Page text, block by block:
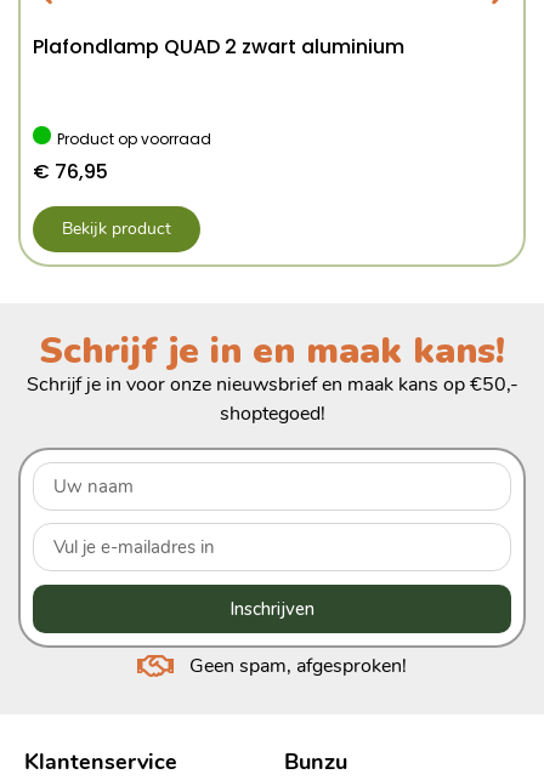
Plafondlamp QUAD 2 zwart aluminium
Product op voorraad
€ 76,95
Bekijk product
Schrijf je in en maak kans!
Schrijf je in voor onze nieuwsbrief en maak kans op €50,-
shoptegoed!
Inschrijven
Geen spam, afgesproken!
Klantenservice Bunzu